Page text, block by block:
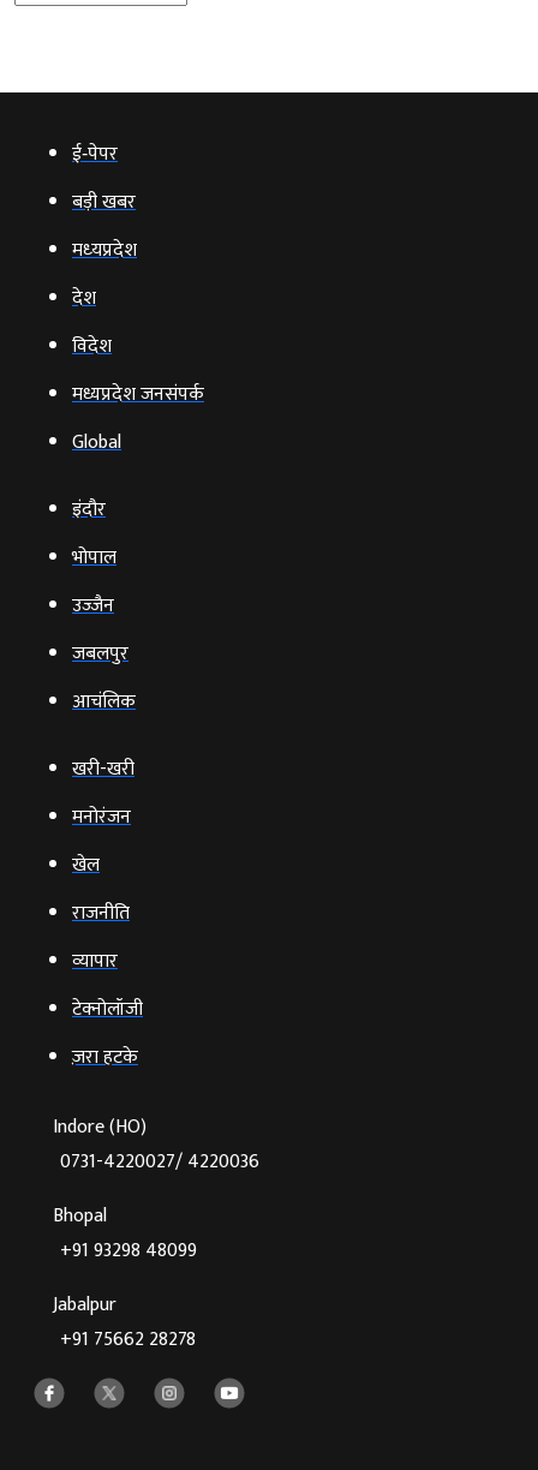
ई‑पेपर
बड़ी खबर
मध्‍यप्रदेश
देश
विदेश
मध्यप्रदेश जनसंपर्क
Global
इंदौर
भोपाल
उज्‍जैन
जबलपुर
आचंलिक
खरी-खरी
मनोरंजन
खेल
राजनीति
व्‍यापार
टेक्‍नोलॉजी
ज़रा हटके
Indore (HO)
0731-4220027/ 4220036
Bhopal
+91 93298 48099
Jabalpur
+91 75662 28278